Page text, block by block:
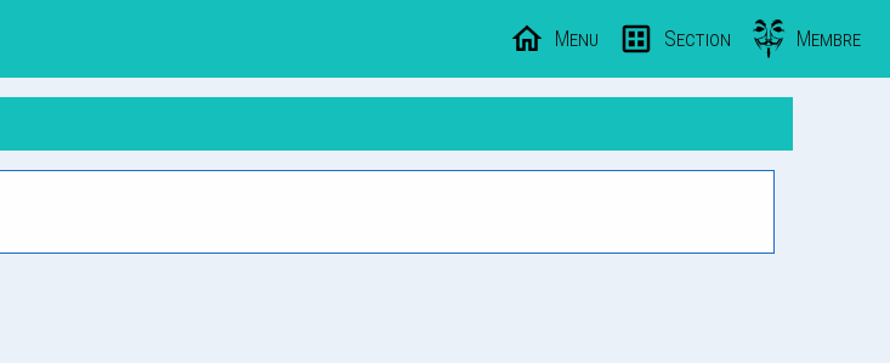
Menu Section Membre